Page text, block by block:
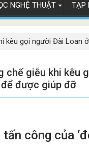
NGHỆ THUẬT TẠP
kêu gọi người Đài
chế giễu khi kêu
được giúp đỡ
công của